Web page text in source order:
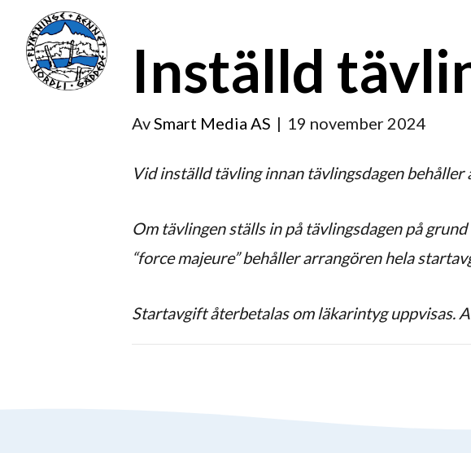
Inställd
AvSmart Media AS | 19 november 2024
Vid inställd tävling innan tävlingsdagen
Om tävlingen ställs in på tävlingsdagen på
“force majeure” behåller arrangören hela
Startavgift återbetalas om läkarintyg uppvisas.